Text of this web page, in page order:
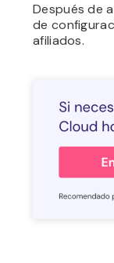
Después de
de
afiliados.